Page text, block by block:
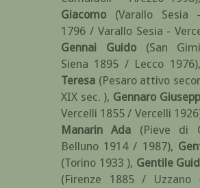
Giacomo
(Varallo Sesia
1796 / Varallo Sesia -
Gennai Guido
(San
Siena 1895 / Lecco 1976),
Teresa (Pesaro attivo
XIX sec. ), Gennaro
Vercelli 1855 / Vercelli
Manarin Ada
(Pieve di
Belluno 1914 / 1987),
(Torino 1933 ), Gentile
(Firenze 1885 / Uzzano